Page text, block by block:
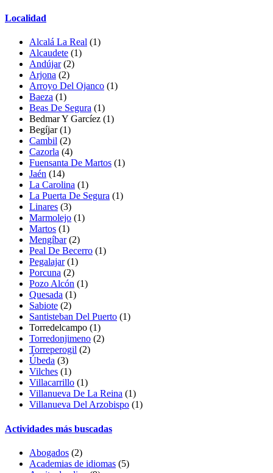
Localidad
Alcalá La Real (1)
Alcaudete (1)
Andújar(2)
Arjona (2)
Arroyo Del Ojanco (1)
Baeza (1)
Beas De Segura (1)
Bedmar Y Garcíez (1)
Begíjar(1)
Cambil (2)
Cazorla (4)
Fuensanta De Martos (1)
Jaén (14)
La Carolina (1)
La Puerta De Segura (1)
Linares (3)
Marmolejo (1)
Martos (1)
Mengíbar(2)
Peal De Becerro (1)
Pegalajar(1)
Porcuna (2)
Pozo Alcón (1)
Quesada (1)
Sabiote (2)
Santisteban Del Puerto (1)
Torredelcampo (1)
Torredonjimeno (2)
Torreperogil (2)
Úbeda (3)
Vilches (1)
Villacarrillo (1)
Villanueva De La Reina (1)
Villanueva Del Arzobispo (1)
Actividades más buscadas
Abogados (2)
Academias de idiomas (5)